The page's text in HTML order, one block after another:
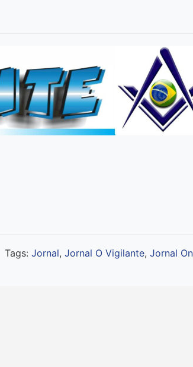
Tags: Jornal, Jornal O Vigilante, Jornal